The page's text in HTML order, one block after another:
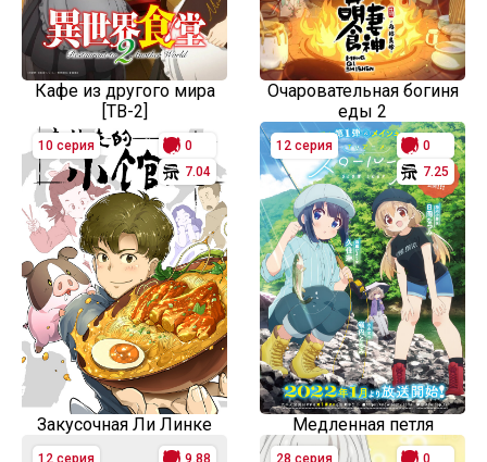
Кафе из другого мира
[ТВ-2]
Очаровательная богиня
еды 2
10 серия
0
7.04
Закусочная Ли Линке
12 серия
0
7.25
Медленная петля
12 серия
9.88
28 серия
0